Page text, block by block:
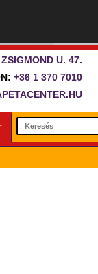
U. 47.
+36 1 370 7010